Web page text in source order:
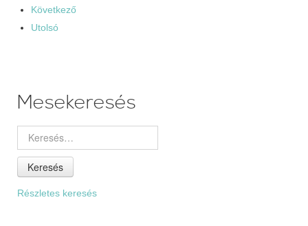
Következő
Utolsó
Mesekeresés
Keresés
Részletes keresés